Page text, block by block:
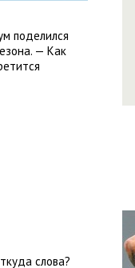
поделился
— Как
слова?